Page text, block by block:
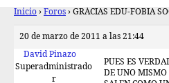
Inicio › Foros › GRÀCIAS EDU-FOBIA
20 de marzo de 2011 a las 21:44
David Pinazo
Superadministrado
r
PUES ES
DE UNO MISMO